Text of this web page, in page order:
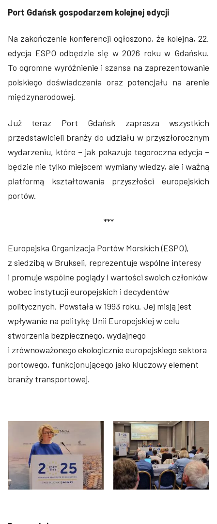
Port Gdańsk gospodarzem kolejnej edycji
Na zakończenie konferencji ogłoszono, że kolejna, 22.
edycja ESPO odbędzie się w 2026 roku w Gdańsku.
To ogromne wyróżnienie i szansa na zaprezentowanie
polskiego doświadczenia oraz potencjału na arenie
międzynarodowej.
Już teraz Port Gdańsk zaprasza wszystkich
przedstawicieli branży do udziału w przyszłorocznym
wydarzeniu, które – jak pokazuje tegoroczna edycja –
będzie nie tylko miejscem wymiany wiedzy, ale i ważną
platformą kształtowania przyszłości europejskich
portów.
***
Europejska Organizacja Portów Morskich (ESPO),
z siedzibą w Brukseli, reprezentuje wspólne interesy
i promuje wspólne poglądy i wartości swoich członków
wobec instytucji europejskich i decydentów
politycznych. Powstała w 1993 roku. Jej misją jest
wpływanie na politykę Unii Europejskiej w celu
stworzenia bezpiecznego, wydajnego
i zrównoważonego ekologicznie europejskiego sektora
portowego, funkcjonującego jako kluczowy element
branży transportowej.